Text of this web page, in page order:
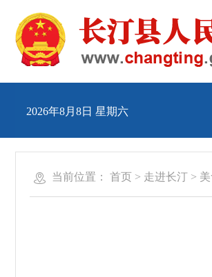
2026年8月8日 星期六
当前位置： 首页 > 走进长汀 >